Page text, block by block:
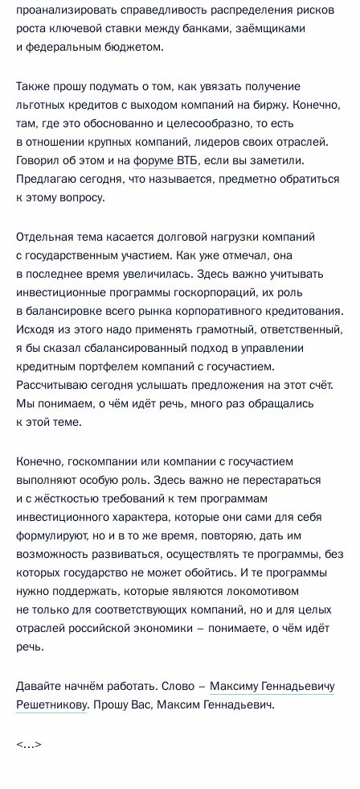
проанализировать справедливость распределения рисков
роста ключевой ставки между банками, заёмщиками
и федеральным бюджетом.
Также прошу подумать о том, как увязать получение
льготных кредитов с выходом компаний на биржу. Конечно,
там, где это обоснованно и целесообразно, то есть
в отношении крупных компаний, лидеров своих отраслей.
Говорил об этом и на форуме ВТБ, если вы заметили.
Предлагаю сегодня, что называется, предметно обратиться
к этому вопросу.
Отдельная тема касается долговой нагрузки компаний
с государственным участием. Как уже отмечал, она
в последнее время увеличилась. Здесь важно учитывать
инвестиционные программы госкорпораций, их роль
в балансировке всего рынка корпоративного кредитования.
Исходя из этого надо применять грамотный, ответственный,
я бы сказал сбалансированный подход в управлении
кредитным портфелем компаний с госучастием.
Рассчитываю сегодня услышать предложения на этот счёт.
Мы понимаем, о чём идёт речь, много раз обращались
к этой теме.
Конечно, госкомпании или компании с госучастием
выполняют особую роль. Здесь важно не перестараться
и с жёсткостью требований к тем программам
инвестиционного характера, которые они сами для себя
формулируют, но и в то же время, повторяю, дать им
возможность развиваться, осуществлять те программы, без
которых государство не может обойтись. И те программы
нужно поддержать, которые являются локомотивом
не только для соответствующих компаний, но и для целых
отраслей российской экономики – понимаете, о чём идёт
речь.
Давайте начнём работать. Слово – Максиму Геннадьевичу
Решетникову. Прошу Вас, Максим Геннадьевич.
<…>